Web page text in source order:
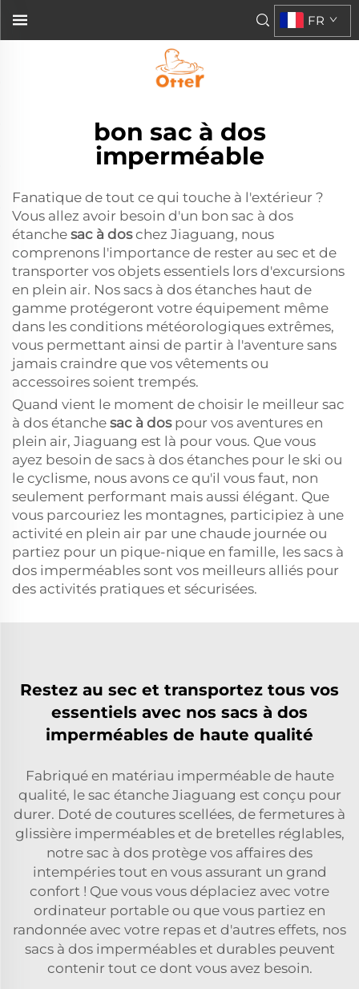
FR
bon sac à dos
imperméable
Fanatique de tout ce qui touche à l'extérieur ?
Vous allez avoir besoin d'un bon sac à dos
étanche sac à doschez Jiaguang, nous
comprenons l'importance de rester au sec et de
transporter vos objets essentiels lors d'excursions
en plein air. Nos sacs à dos étanches haut de
gamme protégeront votre équipement même
dans les conditions météorologiques extrêmes,
vous permettant ainsi de partir à l'aventure sans
jamais craindre que vos vêtements ou
accessoires soient trempés.
Quand vient le moment de choisir le meilleur sac
à dos étanche sac à dos pour vos aventures en
plein air, Jiaguang est là pour vous. Que vous
ayez besoin de sacs à dos étanches pour le ski ou
le cyclisme, nous avons ce qu'il vous faut, non
seulement performant mais aussi élégant. Que
vous parcouriez les montagnes, participiez à une
activité en plein air par une chaude journée ou
partiez pour un pique-nique en famille, les sacs à
dos imperméables sont vos meilleurs alliés pour
des activités pratiques et sécurisées.
Restez au sec et transportez tous vos
essentiels avec nos sacs à dos
imperméables de haute qualité
Fabriqué en matériau imperméable de haute
qualité, le sac étanche Jiaguang est conçu pour
durer. Doté de coutures scellées, de fermetures à
glissière imperméables et de bretelles réglables,
notre sac à dos protège vos affaires des
intempéries tout en vous assurant un grand
confort ! Que vous vous déplaciez avec votre
ordinateur portable ou que vous partiez en
randonnée avec votre repas et d'autres effets, nos
sacs à dos imperméables et durables peuvent
contenir tout ce dont vous avez besoin.